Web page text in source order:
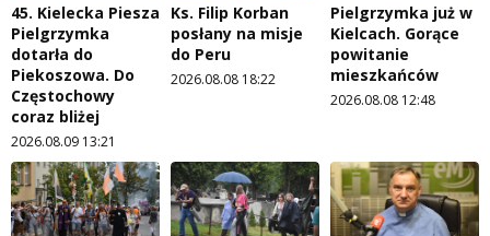
45. Kielecka Piesza
Pielgrzymka
dotarła do
Piekoszowa. Do
Częstochowy
coraz bliżej
2026.08.09 13:21
Ks. Filip Korban
posłany na misje
do Peru
2026.08.08 18:22
Pielgrzymka już w
Kielcach. Gorące
powitanie
mieszkańców
2026.08.08 12:48